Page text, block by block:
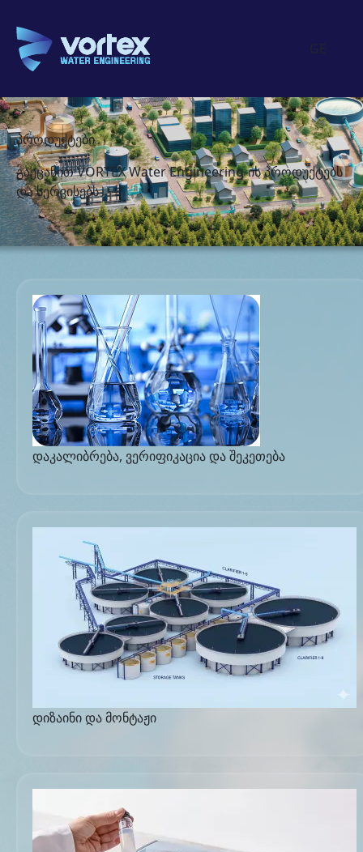
GE
პროდუქტები
გაეცანით VORTEX Water Engineering-ის პროდუქტებს
და სერვისებს
დაკალიბრება, ვერიფიკაცია და შეკეთება
დიზაინი და მონტაჟი